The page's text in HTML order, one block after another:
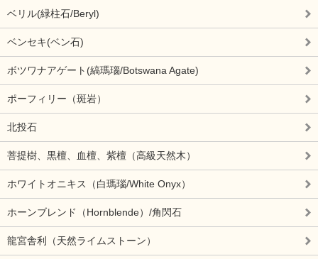
ベリル(緑柱石/Beryl)
ベンセキ(ベン石)
ボツワナアゲート(縞瑪瑙/Botswana Agate)
ポーフィリー（斑岩）
北投石
菩提樹、黒檀、血檀、紫檀（高級天然木）
ホワイトオニキス（白瑪瑙/White Onyx）
ホーンブレンド（Hornblende）/角閃石
龍宮舎利（天然ライムストーン）